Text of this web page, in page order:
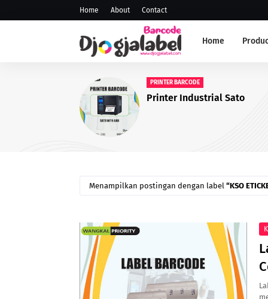
Home About Contact
Home
ANDROID SCANNER
Scanner PDT
Menampilkan postingan dengan label KSO